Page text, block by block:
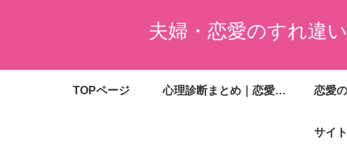
夫婦・恋愛のすれ違
TOPページ 心理診断まとめ｜恋愛・夫婦・婚活・金銭感覚がわかる無料診断一覧 恋愛
サイ